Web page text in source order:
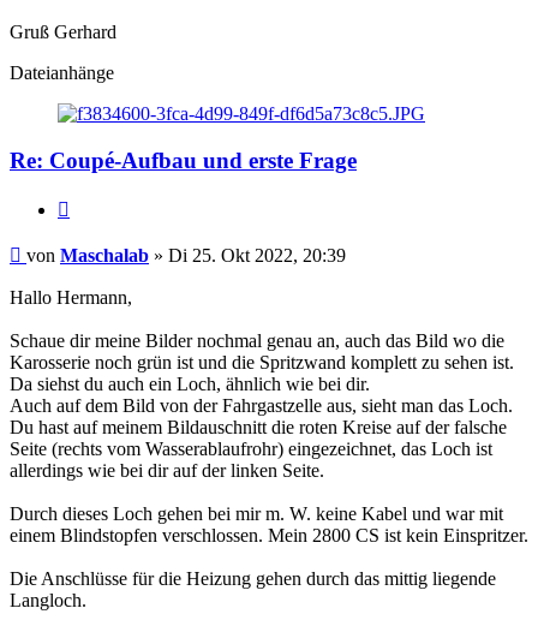
Gruß Gerhard
Dateianhänge
Re: Coupé-Aufbau und erste Frage
von Maschalab » Di 25. Okt 2022, 20:39
Hallo Hermann,
Schaue dir meine Bilder nochmal genau an, auch das Bild wo die
Karosserie noch grün ist und die Spritzwand komplett zu sehen ist.
Da siehst du auch ein Loch, ähnlich wie bei dir.
Auch auf dem Bild von der Fahrgastzelle aus, sieht man das Loch.
Du hast auf meinem Bildauschnitt die roten Kreise auf der falsche
Seite (rechts vom Wasserablaufrohr) eingezeichnet, das Loch ist
allerdings wie bei dir auf der linken Seite.
Durch dieses Loch gehen bei mir m. W. keine Kabel und war mit
einem Blindstopfen verschlossen. Mein 2800 CS ist kein Einspritzer.
Die Anschlüsse für die Heizung gehen durch das mittig liegende
Langloch.